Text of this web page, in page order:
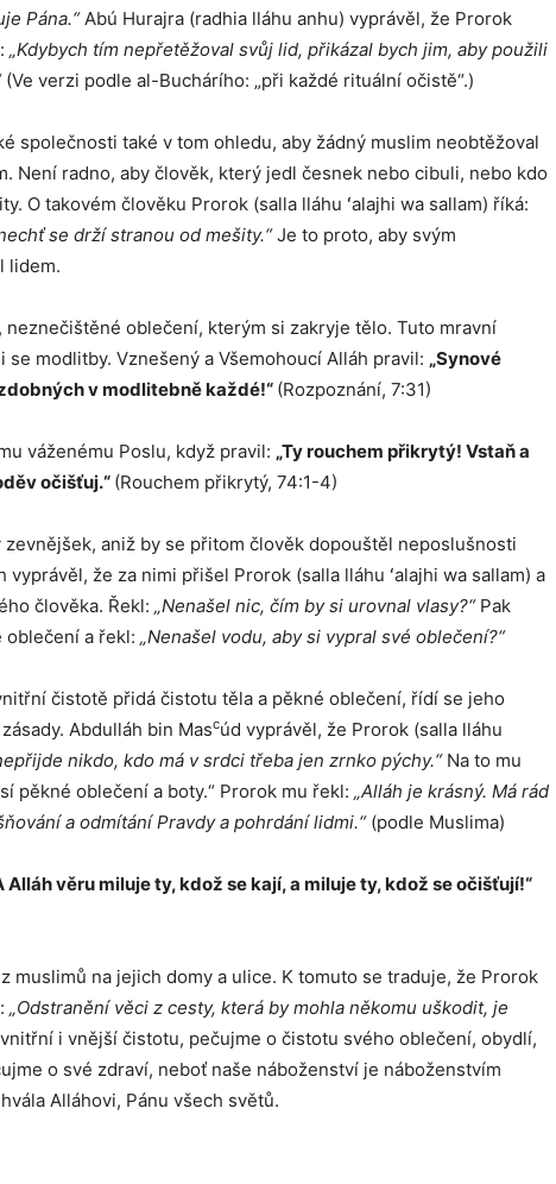
Pána.“Abú Hurajra (radhia lláhu anhu) vyprávěl, že Prorok
„Kdybych tím nepřetěžoval svůj lid, přikázal bych jim, aby použili
(Ve verzi podle al-Buchárího: „při každé rituální očistě“.)
společnosti také v tom ohledu, aby žádný muslim neobtěžoval
Není radno, aby člověk, který jedl česnek nebo cibuli, nebo kdo
O takovém člověku Prorok (salla lláhu ʻalajhi wa sallam) říká:
se drží stranou od mešity.“Je to proto, aby svým
lidem.
neznečištěné oblečení, kterým si zakryje tělo. Tuto mravní
modlitby. Vznešený a Všemohoucí Alláh pravil: „Synové
v modlitebně každé!“ (Rozpoznání, 7:31)
váženému Poslu, když pravil: „Ty rouchem přikrytý! Vstaň a
očišťuj.“ (Rouchem přikrytý, 74:1-4)
aniž by se přitom člověk dopouštěl neposlušnosti
že za nimi přišel Prorok (salla lláhu ʻalajhi wa sallam) a
člověka. Řekl: „Nenašel nic, čím by si urovnal vlasy?“Pak
oblečení a řekl: „Nenašel vodu, aby si vypral své oblečení?“
čistotě přidá čistotu těla a pěkné oblečení, řídí se jeho
Abdulláh bin Mascúd vyprávěl, že Prorok (salla lláhu
nikdo, kdo má v srdci třeba jen zrnko pýchy.“Na to mu
pěkné oblečení a boty.“ Prorok mu řekl: „Alláh je krásný. Má rád
a odmítání Pravdy a pohrdání lidmi.“(podle Muslima)
Alláh věru miluje ty, kdož se kají, a miluje ty, kdož se očišťují!“
muslimů na jejich domy a ulice. K tomuto se traduje, že Prorok
„Odstranění věci z cesty, která by mohla někomu uškodit, je
i vnější čistotu, pečujme o čistotu svého oblečení, obydlí,
o své zdraví, neboť naše náboženství je náboženstvím
Alláhovi, Pánu všech světů.